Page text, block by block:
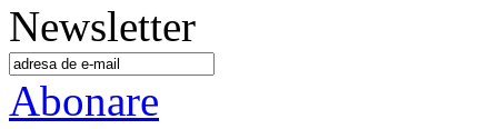
Newsletter
Abonare